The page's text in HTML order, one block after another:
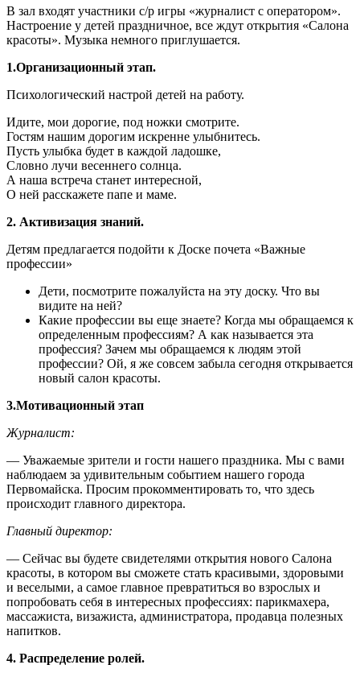
В зал входят участники с/р игры «журналист с оператором».
Настроение у детей праздничное, все ждут открытия «Салона
красоты». Музыка немного приглушается.
1.Организационный этап.
Психологический настрой детей на работу.
Идите, мои дорогие, под ножки смотрите.
Гостям нашим дорогим искренне улыбнитесь.
Пусть улыбка будет в каждой ладошке,
Словно лучи весеннего солнца.
А наша встреча станет интересной,
О ней расскажете папе и маме.
2. Активизация знаний.
Детям предлагается подойти к Доске почета «Важные
профессии»
Дети, посмотрите пожалуйста на эту доску. Что вы
видите на ней?
Какие профессии вы еще знаете? Когда мы обращаемся к
определенным профессиям? А как называется эта
профессия? Зачем мы обращаемся к людям этой
профессии? Ой, я же совсем забыла сегодня открывается
новый салон красоты.
3.Мотивационный этап
Журналист:
— Уважаемые зрители и гости нашего праздника. Мы с вами
наблюдаем за удивительным событием нашего города
Первомайска. Просим прокомментировать то, что здесь
происходит главного директора.
Главный директор:
— Сейчас вы будете свидетелями открытия нового Салона
красоты, в котором вы сможете стать красивыми, здоровыми
и веселыми, а самое главное превратиться во взрослых и
попробовать себя в интересных профессиях: парикмахера,
массажиста, визажиста, администратора, продавца полезных
напитков.
4. Распределение ролей.